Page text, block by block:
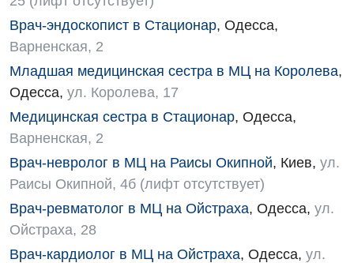
Детская офтальмология
Детская урология
Детская хирургия
Детская эндокринология
Врач-эндоскопист в Стационар, Одесса,
Варненская, 2
Младшая медицинская сестра в МЦ на Королева,
Одесса, ул. Королева, 17
Медицинская сестра в Стационар, Одесса,
Варненская, 2
Врач-невролог в МЦ на Раисы Окипной, Киев, ул.
Раисы Окипной, 4б (лифт отсутствует)
Врач-ревматолог в МЦ на Ойстраха, Одесса, ул.
Ойстраха, 28
Врач-кардиолог в МЦ на Ойстраха, Одесса, ул.